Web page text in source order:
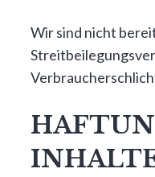
Wir sind nicht